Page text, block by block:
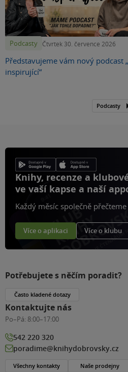
Podcasty Čtvrtek 30. července 2026
Představujeme vám nový podcast
inspirující“
Podcasty
Knihy, recenze a
ve vaší kapse a naší
Každý měsíc společně
Více o aplikaci Více o klubu
Potřebujete s něčím poradit?
Často kladené dotazy
Kontaktujte nás
Po–Pá: 8:00–17:00
542 220 320
poradime@knihydobrovsky.cz
Všechny kontakty Naše prodejny